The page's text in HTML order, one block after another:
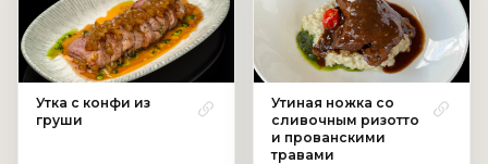
Утка с конфи из
груши
Утиная ножка со
сливочным ризотто
и прованскими
травами